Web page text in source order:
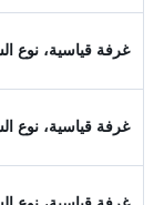
غرفة قياسية، نوع
غرفة قياسية، نوع